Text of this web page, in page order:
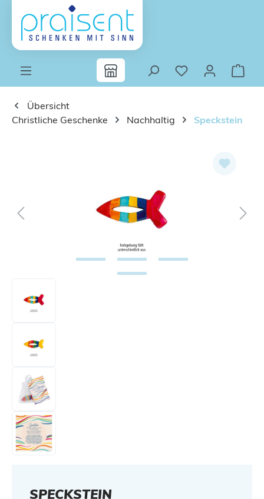
Zum Hauptinhalt springen
Übersicht
Christliche Geschenke
Nachhaltig Speckstein
SPECKSTEIN